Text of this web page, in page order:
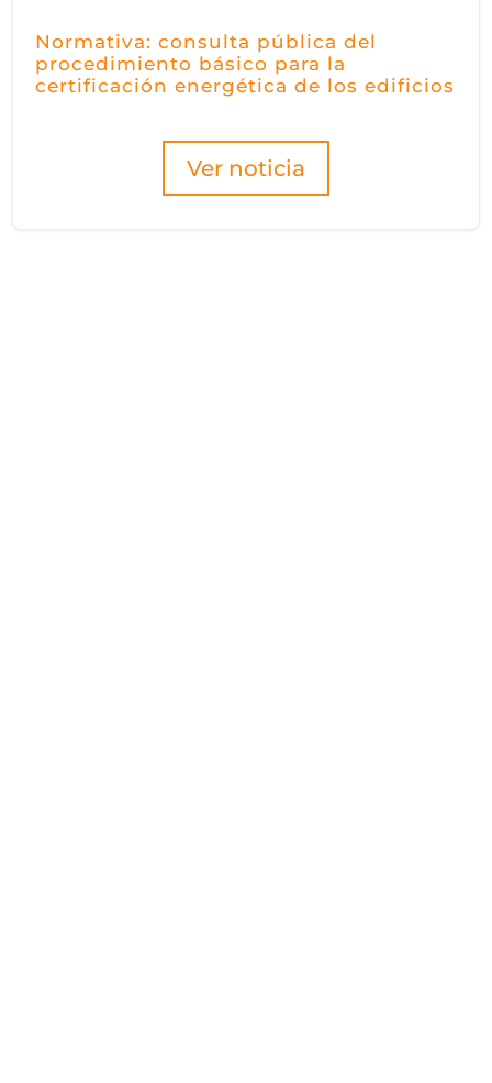
Normativa: consulta pública del
procedimiento básico para la
certificación energética de los edificios
Ver noticia